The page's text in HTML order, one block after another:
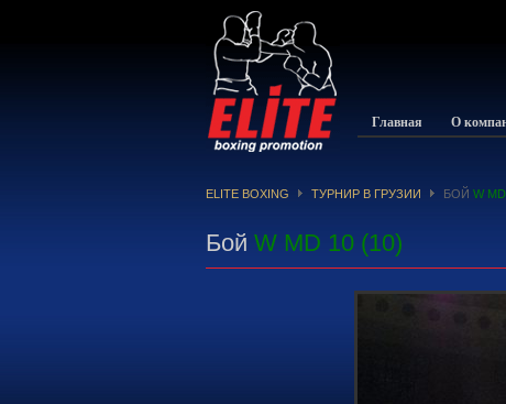
Главная О
ELITE BOXING ТУРНИР В ГРУЗИИ БОЙ W
Бой W MD 10 (10)